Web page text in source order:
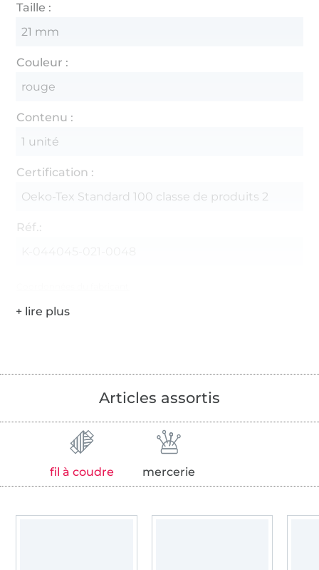
Taille :
21 mm
Couleur :
rouge
Contenu :
1 unité
Certification :
Oeko-Tex Standard 100 classe de produits 2
Réf.:
Articles assortis
fil à coudre mercerie